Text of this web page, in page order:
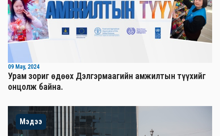
09 May, 2024
Урам зориг өдөөх Дэлгэрмаагийн амжилтын түүхийг
онцолж байна.
Мэдээ